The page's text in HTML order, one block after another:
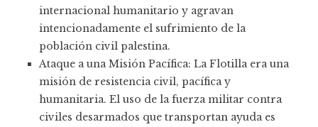
internacional humanitario y agravan
intencionadamente el sufrimiento de la
población civil palestina.
Ataque a una Misión Pacífica: La Flotilla era una
misión de resistencia civil, pacífica y
humanitaria. El uso de la fuerza militar contra
civiles desarmados que transportan ayuda es